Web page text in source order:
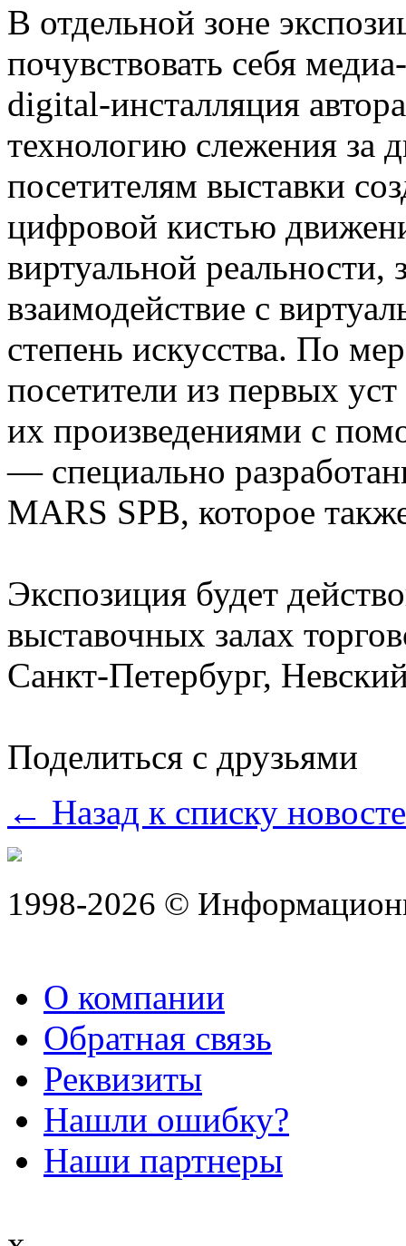
В отдельной зоне
почувствовать себя
digital-инсталляция
технологию слежения за
посетителям выставки
цифровой кистью
виртуальной реальности,
взаимодействие с
степень искусства. По
посетители из первых
их произведениями с
— специально
MARS SPB, которое
Экспозиция будет
выставочных залах
Санкт-Петербург,
Поделиться с друзьями
← Назад к списку
1998-2026 ©
О компании
Обратная связь
Реквизиты
Нашли ошибку?
Наши партнеры